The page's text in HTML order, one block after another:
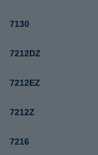
7130
7212DZ
7212EZ
7212Z
7216